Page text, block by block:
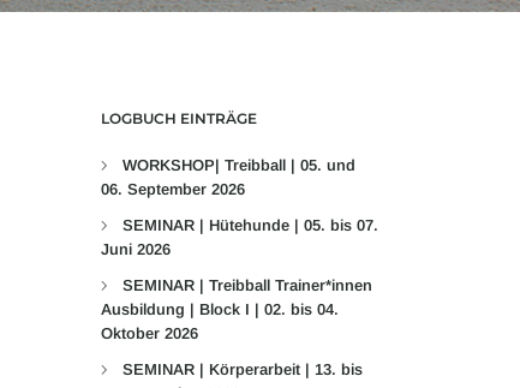
LOGBUCH EINTRÄGE
WORKSHOP| Treibball | 05. und
06. September 2026
SEMINAR | Hütehunde | 05. bis 07.
Juni 2026
SEMINAR | Treibball Trainer*innen
Ausbildung | Block I | 02. bis 04.
Oktober 2026
SEMINAR | Körperarbeit | 13. bis